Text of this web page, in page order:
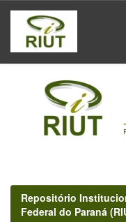
Skip
navigation
Repositório
Federal do Paraná